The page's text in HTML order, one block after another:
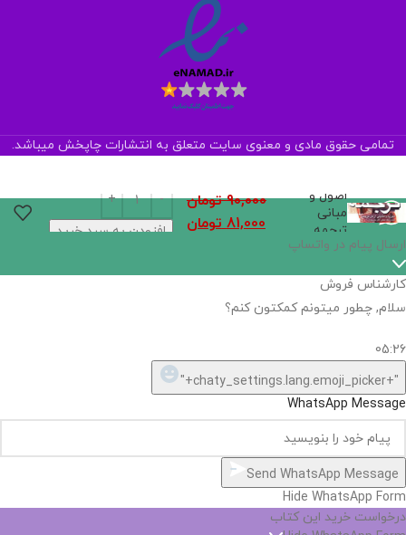
تمامی حقوق مادی و معنوی سایت متعلق به انتشارات چاپخش میباشد.
اصول و
مبانی
ترجمه
90,000 تومان
81,000 تومان افزودن به سبد خرید
ارسال پیام در واتساپ
کارشناس فروش
سلام, چطور میتونم کمکتون کنم؟
05:26
"+chaty_settings.lang.emoji_picker+"
WhatsApp Message
Send WhatsApp Message
Hide WhatsApp Form
درخواست خرید این کتاب